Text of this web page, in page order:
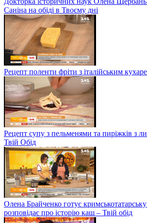
Саніна на обіді в Твоєму дні
Рецепт поленти фріти з італійським
Рецепт супу з пельменями та пиріжків з
Твій Обід
Олена Брайченко готує
розповідає про історію каш – Твій обід